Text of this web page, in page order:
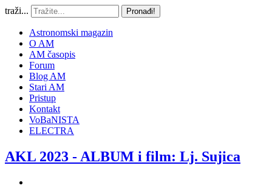
traži... Pronađi!
Astronomski magazin
O AM
AM časopis
Forum
Blog AM
Stari AM
Pristup
Kontakt
VoBaNISTA
ELECTRA
AKL 2023 - ALBUM i film: Lj. Sujica